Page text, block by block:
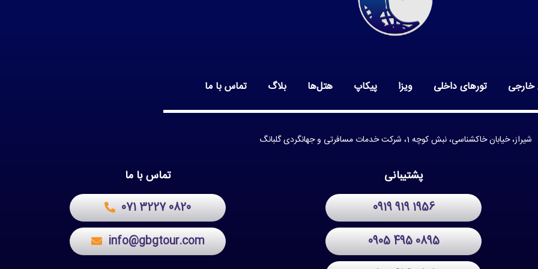
خارجی تورهای داخلی ویزا پیکاپ هتل‌ها بلاگ تماس با ما
شیراز، خیابان خاکشناسی، نبش کوچه 1، شرکت خدمات مسافرتی و جهانگردی گلبانگ
تماس با ما
071 3227 0820
info@gbgtour.com
پشتیبانی
0919 919 1956
0905 495 0895